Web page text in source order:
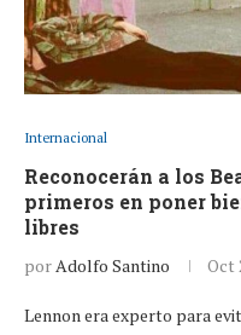
Internacional
Reconocerán a los
primeros en poner
libres
porAdolfo Santino Oct
Lennon era experto para